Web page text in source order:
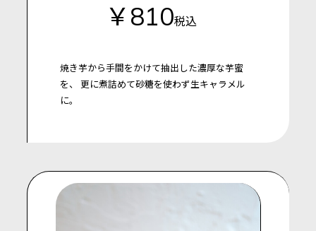
￥810税込
焼き芋から手間をかけて抽出した濃厚な芋蜜
を、
更に煮詰めて砂糖を使わず生キャラメル
に。